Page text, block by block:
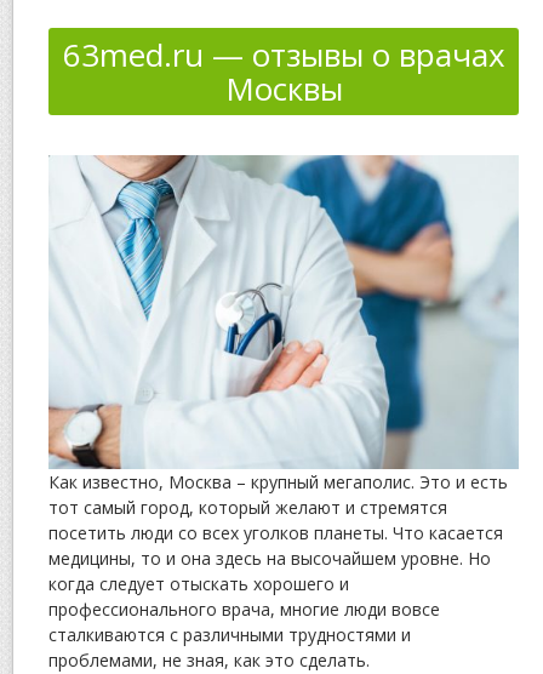
63med.ru — отзывы о врачах
Москвы
Как известно, Москва – крупный мегаполис. Это и есть
тот самый город, который желают и стремятся
посетить люди со всех уголков планеты. Что касается
медицины, то и она здесь на высочайшем уровне. Но
когда следует отыскать хорошего и
профессионального врача, многие люди вовсе
сталкиваются с различными трудностями и
проблемами, не зная, как это сделать.